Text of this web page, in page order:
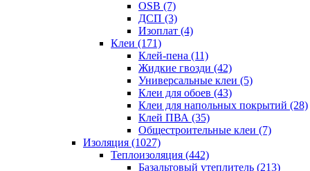
OSB (7)
ДСП (3)
Изоплат (4)
Клеи (171)
Клей-пена (11)
Жидкие гвозди (42)
Универсальные клеи (5)
Клеи для обоев (43)
Клеи для напольных покрытий (28)
Клей ПВА (35)
Общестроительные клеи (7)
Изоляция (1027)
Теплоизоляция (442)
Базальтовый утеплитель (213)